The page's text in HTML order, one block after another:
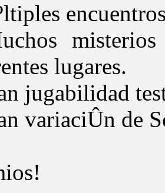
lugares.
jugabilidad
variaciÛn de